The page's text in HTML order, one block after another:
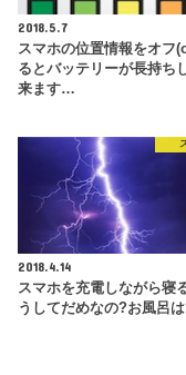
2018.5.7
スマホの位置情報をオフ
るとバッテリーが長持ち
来ます…
2018.4.14
スマホを充電しながら寝
うしてだめなの?お風呂